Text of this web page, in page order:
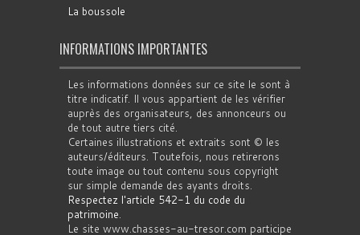
La boussole
INFORMATIONS IMPORTANTES
Les informations données sur ce site le sont à
titre indicatif. Il vous appartient de les vérifier
auprès des organisateurs, des annonceurs ou
de tout autre tiers cité.
Certaines illustrations et extraits sont © les
auteurs/éditeurs. Toutefois, nous retirerons
toute image ou tout contenu sous copyright
sur simple demande des ayants droits.
Respectez l'article 542-1 du code du
patrimoine.
Le site www.chasses-au-tresor.com participe